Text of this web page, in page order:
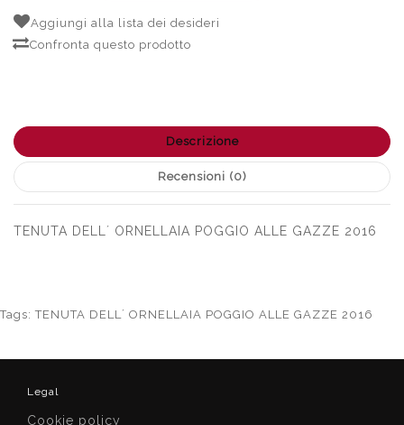
Aggiungi alla lista dei desideri
Confronta questo prodotto
Descrizione
Recensioni (0)
TENUTA DELL´ ORNELLAIA POGGIO ALLE GAZZE 2016
Tags:TENUTA DELL´ ORNELLAIA POGGIO ALLE GAZZE 2016
Legal
Cookie policy